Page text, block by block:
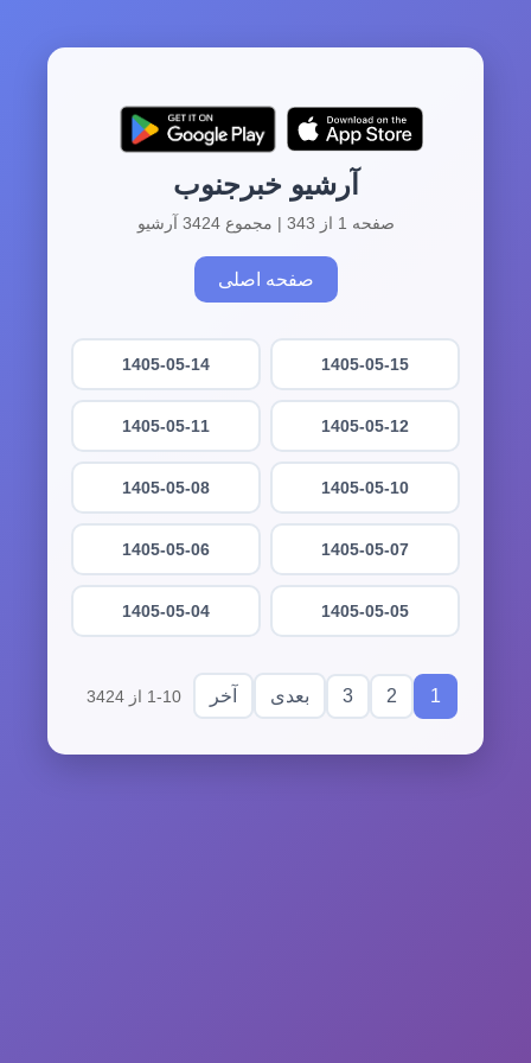
آرشیو خبرجنوب
صفحه 1 از 343 | مجموع 3424 آرشیو
صفحه اصلی
1405-05-15
1405-05-14
1405-05-12
1405-05-11
1405-05-10
1405-05-08
1405-05-07
1405-05-06
1405-05-05
1405-05-04
1
2
3 بعدی آخر 1-10 از 3424